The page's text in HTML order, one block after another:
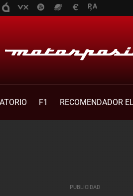
F1
RECOMENDADOR